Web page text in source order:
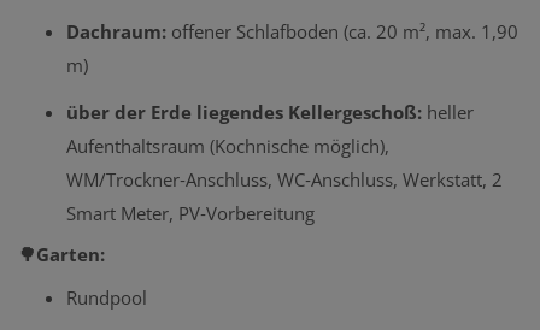
Dachraum: offener Schlafboden (ca. 20 m², max. 1,90
m)
über der Erde liegendes Kellergeschoß: heller
Aufenthaltsraum (Kochnische möglich),
WM/Trockner‑Anschluss, WC‑Anschluss, Werkstatt, 2
Smart Meter, PV‑Vorbereitung
🌳Garten:
Rundpool